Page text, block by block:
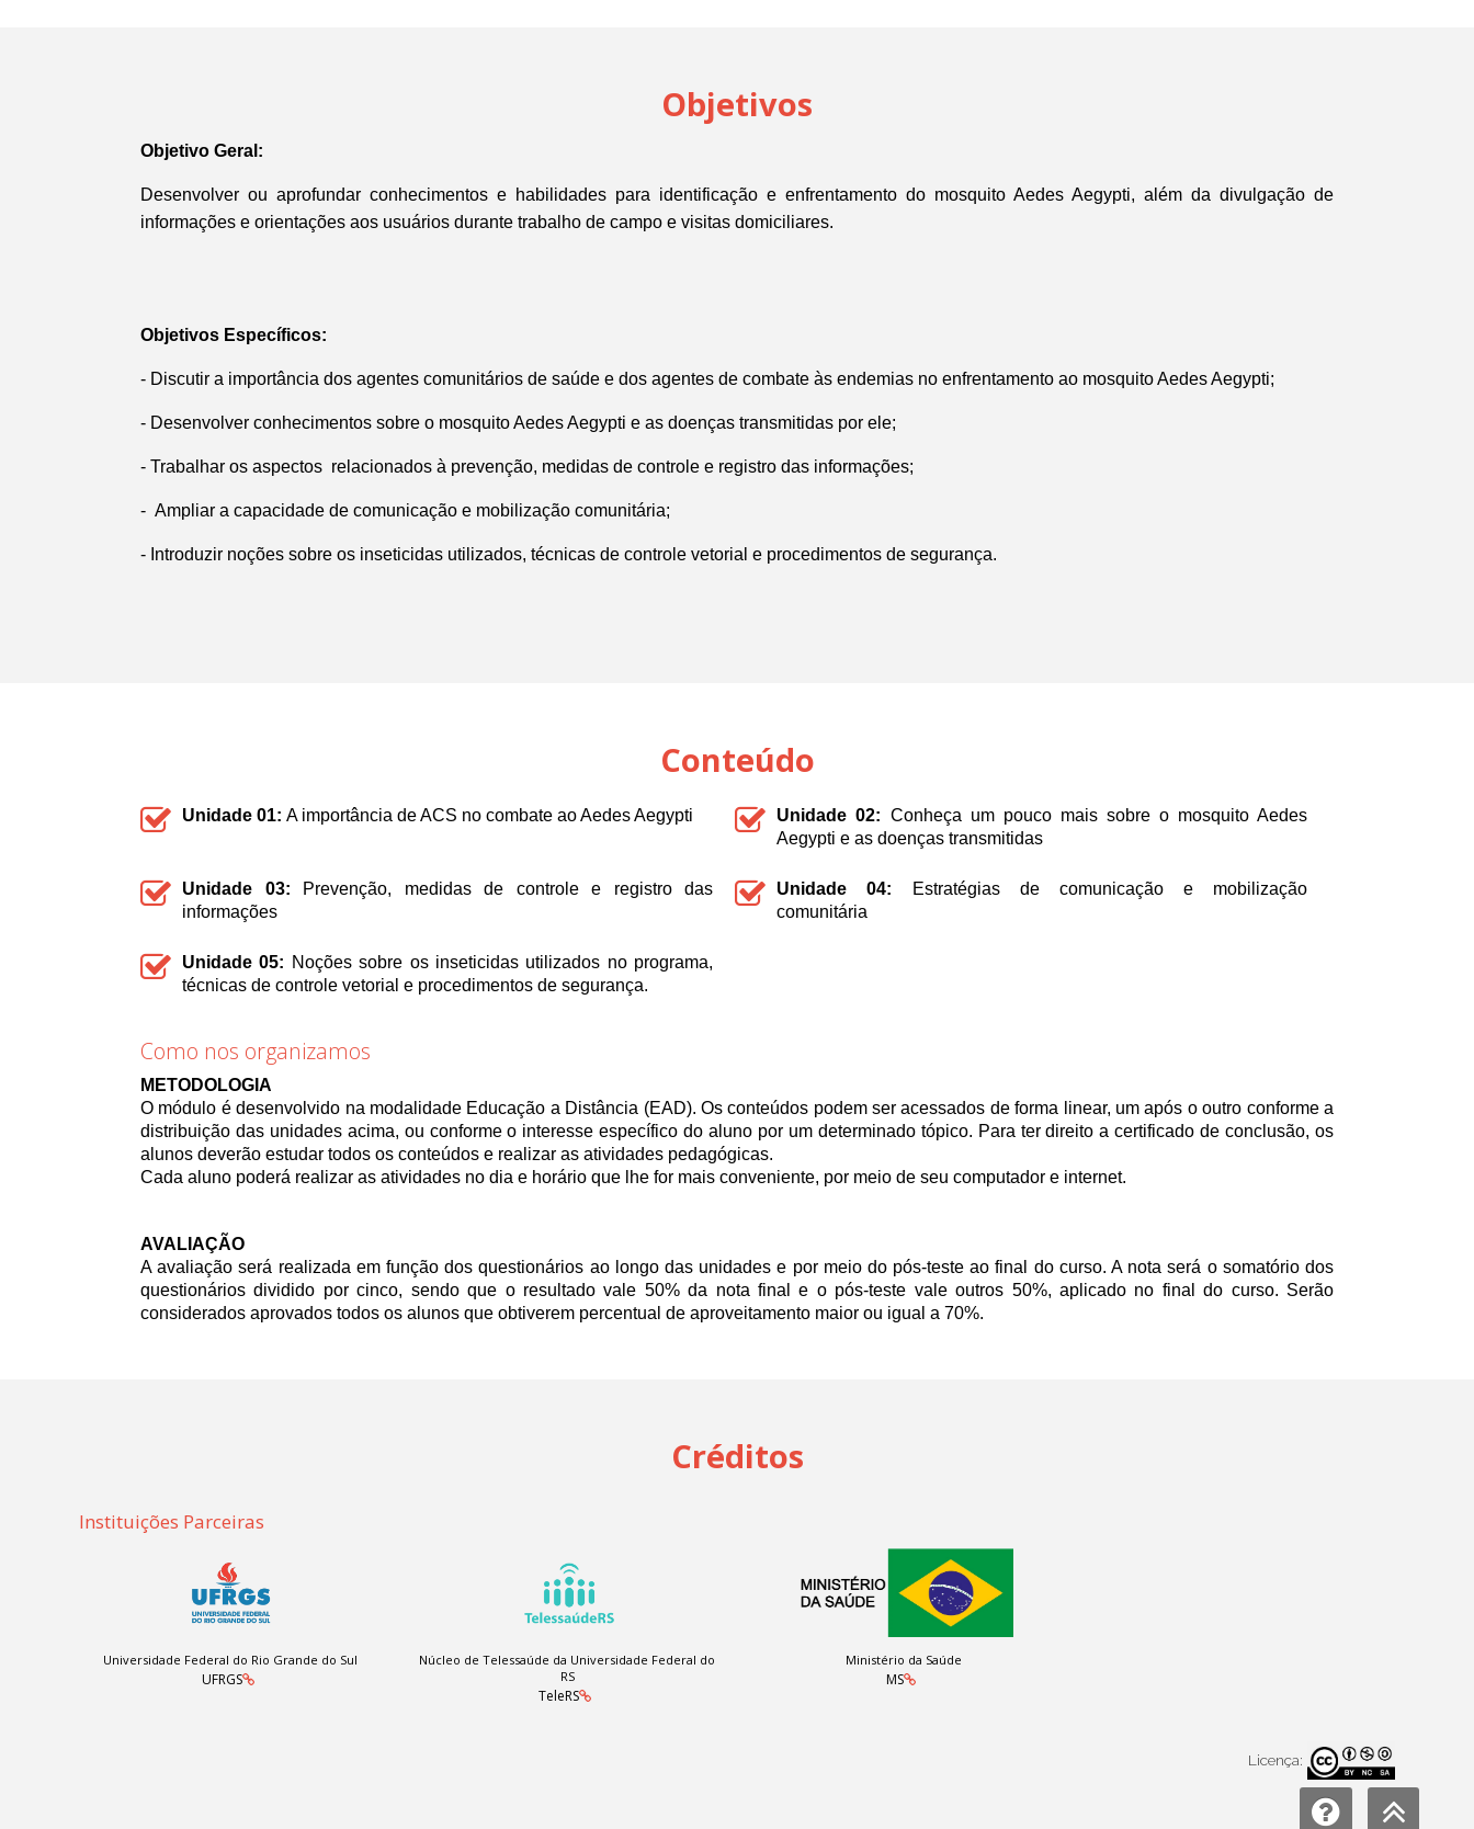
Objetivos
Objetivo Geral:
Desenvolver ou aprofundar conhecimentos e habilidades para identificação e enfrentamento do mosquito Aedes Aegypti, além da divulgação de
informações e orientações aos usuários durante trabalho de campo e visitas domiciliares.
Objetivos Específicos:
- Discutir a importância dos agentes comunitários de saúde e dos agentes de combate às endemias no enfrentamento ao mosquito Aedes Aegypti;
- Desenvolver conhecimentos sobre o mosquito Aedes Aegypti e as doenças transmitidas por ele;
- Trabalhar os aspectos relacionados à prevenção, medidas de controle e registro das informações;
- Ampliar a capacidade de comunicação e mobilização comunitária;
- Introduzir noções sobre os inseticidas utilizados, técnicas de controle vetorial e procedimentos de segurança.
Conteúdo
Unidade 01: A importância de ACS no combate ao Aedes Aegypti Unidade 02: Conheça um pouco mais sobre o mosquito Aedes
Aegypti e as doenças transmitidas
Unidade 03: Prevenção, medidas de controle e registro das
informações
Unidade 04: Estratégias de comunicação e mobilização
comunitária
Unidade 05: Noções sobre os inseticidas utilizados no programa,
técnicas de controle vetorial e procedimentos de segurança.
Como nos organizamos
METODOLOGIA
O módulo é desenvolvido na modalidade Educação a Distância (EAD). Os conteúdos podem ser acessados de forma linear, um após o outro conforme a
distribuição das unidades acima, ou conforme o interesse específico do aluno por um determinado tópico. Para ter direito a certificado de conclusão, os
alunos deverão estudar todos os conteúdos e realizar as atividades pedagógicas.
Cada aluno poderá realizar as atividades no dia e horário que lhe for mais conveniente, por meio de seu computador e internet.
AVALIAÇÃO
A avaliação será realizada em função dos questionários ao longo das unidades e por meio do pós-teste ao final do curso. A nota será o somatório dos
questionários dividido por cinco, sendo que o resultado vale 50% da nota final e o pós-teste vale outros 50%, aplicado no final do curso. Serão
considerados aprovados todos os alunos que obtiverem percentual de aproveitamento maior ou igual a 70%.
Créditos
Instituições Parceiras
Universidade Federal do Rio Grande do Sul
UFRGS
Núcleo de Telessaúde da Universidade Federal do
RS
TeleRS
Ministério da Saúde
MS
Licença: